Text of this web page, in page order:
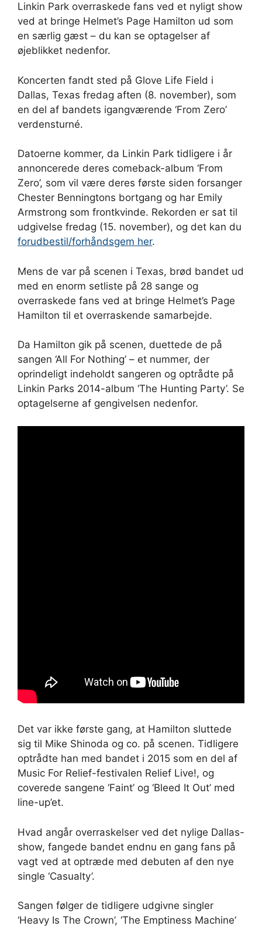
Linkin Park overraskede fans ved et nyligt show
ved at bringe Helmet’s Page Hamilton ud som
en særlig gæst – du kan se optagelser af
øjeblikket nedenfor.
Koncerten fandt sted på Glove Life Field i
Dallas, Texas fredag ​​aften (8. november), som
en del af bandets igangværende ‘From Zero’
verdensturné.
Datoerne kommer, da Linkin Park tidligere i år
annoncerede deres comeback-album ‘From
Zero’, som vil være deres første siden forsanger
Chester Benningtons bortgang og har Emily
Armstrong som frontkvinde. Rekorden er sat til
udgivelse fredag ​​(15. november), og det kan du
forudbestil/forhåndsgem her.
Mens de var på scenen i Texas, brød bandet ud
med en enorm setliste på 28 sange og
overraskede fans ved at bringe Helmet’s Page
Hamilton til et overraskende samarbejde.
Da Hamilton gik på scenen, duettede de på
sangen ‘All For Nothing’ – et nummer, der
oprindeligt indeholdt sangeren og optrådte på
Linkin Parks 2014-album ‘The Hunting Party’. Se
optagelserne af gengivelsen nedenfor.
Det var ikke første gang, at Hamilton sluttede
sig til Mike Shinoda og co. på scenen. Tidligere
optrådte han med bandet i 2015 som en del af
Music For Relief-festivalen Relief Live!, og
coverede sangene ‘Faint’ og ‘Bleed It Out’ med
line-up’et.
Hvad angår overraskelser ved det nylige Dallas-
show, fangede bandet endnu en gang fans på
vagt ved at optræde med debuten af ​​den nye
single ‘Casualty’.
Sangen følger de tidligere udgivne singler
‘Heavy Is The Crown’, ‘The Emptiness Machine’